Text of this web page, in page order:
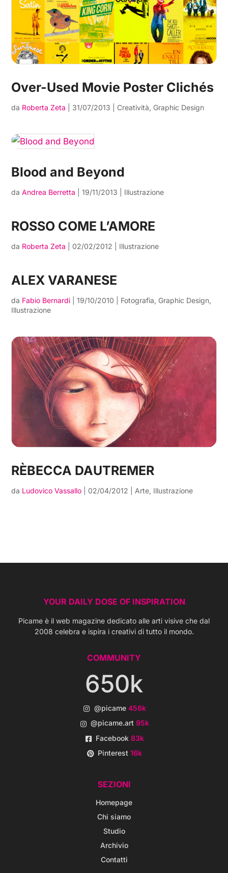
Over-Used Movie Poster Clichés
da Roberta Zeta 31/07/2013 Creatività, Graphic Design
Blood and Beyond
daAndrea Berretta |19/11/2013 Illustrazione
ROSSO COME L’AMORE
da Roberta Zeta 02/02/2012 Illustrazione
ALEX VARANESE
da Fabio Bernardi |19/10/2010 Fotografia, Graphic Design,
Illustrazione
RÈBECCA DAUTREMER
da Ludovico Vassallo 02/04/2012 Arte, Illustrazione
YOUR DAILY DOSE OF INSPIRATION
Picame è il web magazine dedicato alle arti visive che dal
2008 celebra e ispira i creativi di tutto il mondo.
COMMUNITY
650k
@picame 456k
@picame.art95k
Facebook83k
Pinterest16k
SEZIONI
Homepage
Chi siamo
Studio
Archivio
Contatti